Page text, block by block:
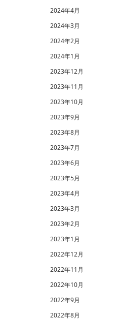
2024年4月
2024年3月
2024年2月
2024年1月
2023年12月
2023年11月
2023年10月
2023年9月
2023年8月
2023年7月
2023年6月
2023年5月
2023年4月
2023年3月
2023年2月
2023年1月
2022年12月
2022年11月
2022年10月
2022年9月
2022年8月